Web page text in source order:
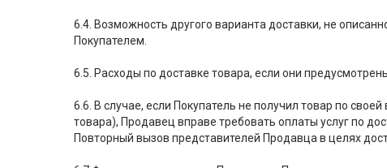
6.4. Возможность другого варианта доставки, не
Покупателем.
6.5. Расходы по доставке товара, если они
6.6. В случае, если Покупатель не получил товар по
товара), Продавец вправе требовать оплаты услуг по
Повторный вызов представителей Продавца в целях